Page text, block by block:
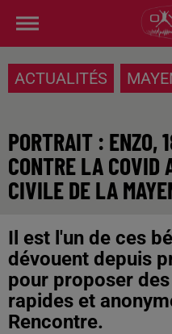
ACTUALITÉS
PORTRAIT : ENZO,
CONTRE LA COVID
CIVILE DE LA
Il est l'un de ces
dévouent depuis
pour proposer
rapides et
Rencontre.